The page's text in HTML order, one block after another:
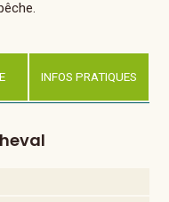
INFOS PRATIQUES